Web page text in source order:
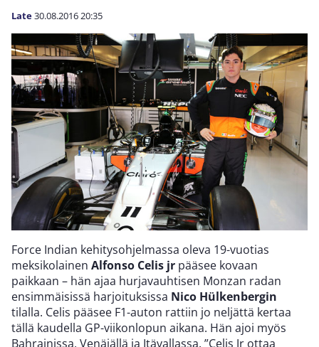
Late30.08.201620:35
Force Indian kehitysohjelmassa oleva 19-vuotias
meksikolainen Alfonso Celis jr pääsee kovaan
paikkaan – hän ajaa hurjavauhtisen Monzan radan
ensimmäisissä harjoituksissa Nico Hülkenbergin
tilalla. Celis pääsee F1-auton rattiin jo neljättä kertaa
tällä kaudella GP-viikonlopun aikana. Hän ajoi myös
Bahrainissa, Venäjällä ja Itävallassa. ”Celis Jr ottaa